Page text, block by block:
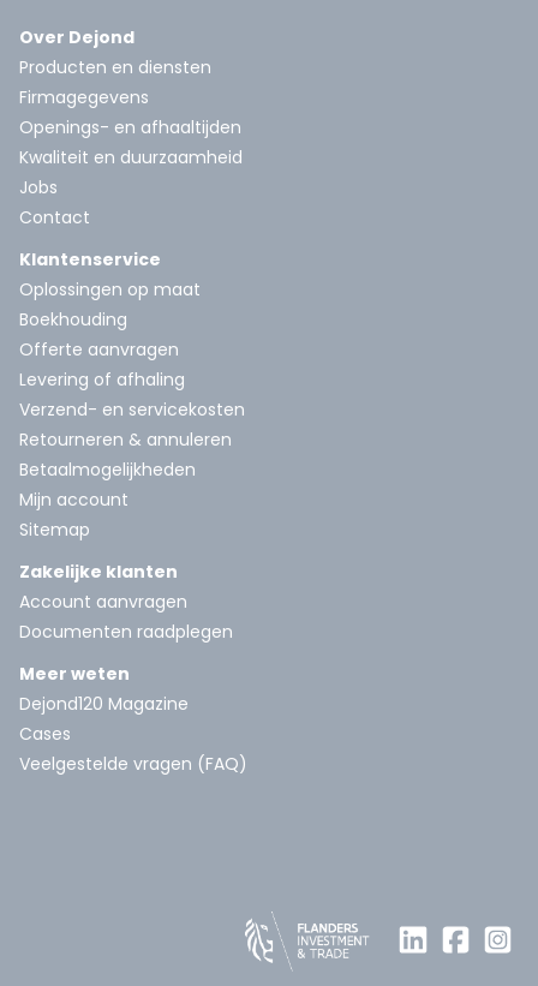
Over Dejond
Producten en diensten
Firmagegevens
Openings- en afhaaltijden
Kwaliteit en duurzaamheid
Jobs
Contact
Klantenservice
Oplossingen op maat
Boekhouding
Offerte aanvragen
Levering of afhaling
Verzend- en servicekosten
Retourneren & annuleren
Betaalmogelijkheden
Mijn account
Sitemap
Zakelijke klanten
Account aanvragen
Documenten raadplegen
Meer weten
Dejond120 Magazine
Cases
Veelgestelde vragen (FAQ)